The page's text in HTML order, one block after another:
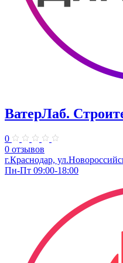
ВатерЛаб.
0
0 отзывов
г.Краснодар,
Пн-Пт 09:00-18:00